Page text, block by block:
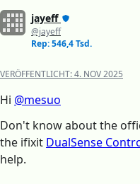
jayeff
@jayeff
Rep: 546,4 Tsd.
VERÖFFENTLICHT:4. NOV 2025
Hi @mesuo
Don't know about the
the ifixit DualSense
help.